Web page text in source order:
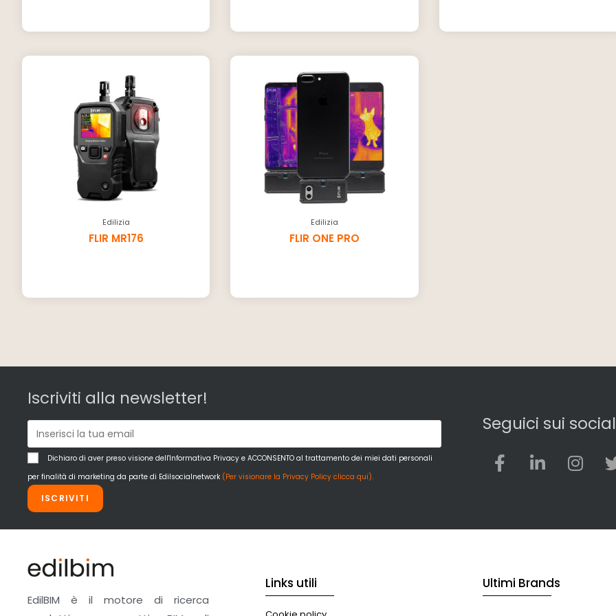
Edilizia
FLIR MR176
Edilizia
FLIR ONE PRO
Iscriviti alla newsletter!
Dichiaro di aver preso visione dell'Informativa Privacy e ACCONSENTO al trattamento dei miei dati personali
per finalità di marketing da parte di Edilsocialnetwork (Per visionare la Privacy Policy clicca qui).
ISCRIVITI
Seguici sui social
EdilBIM è il motore di ricerca
Links utili Ultimi Brands